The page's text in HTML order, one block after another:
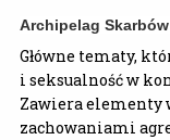
Archipelag Skarbów
Główne tematy,
i seksualność w
Zawiera elementy
zachowaniami